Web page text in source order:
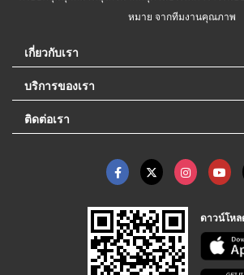
หมาย จากทีมงานคุณภาพ
เกี่ยวกับเรา
บริการของเรา
ติดต่อเรา
ดาวน์โห